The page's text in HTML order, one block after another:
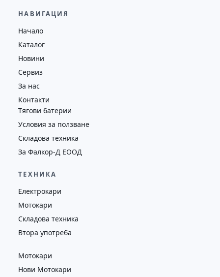
4130
НАВИГАЦИЯ
Начало
Каталог
Новини
Сервиз
За нас
Контакти
Тягови батерии
Условия за ползване
Складова техника
За Фалкор-Д ЕООД
ТЕХНИКА
Електрокари
Мотокари
Складова техника
Втора употреба
Мотокари
Нови Мотокари